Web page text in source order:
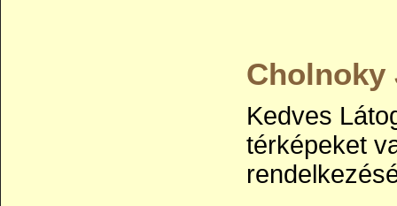
Cholnoky
Kedves
térképeket